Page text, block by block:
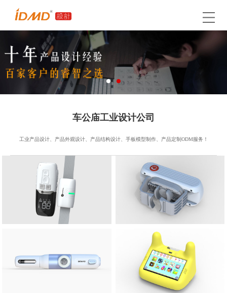
车公庙工业设计公司
工业产品设计、产品外观设计、产品结构设计、手板模型制作、产品定制ODM服务！